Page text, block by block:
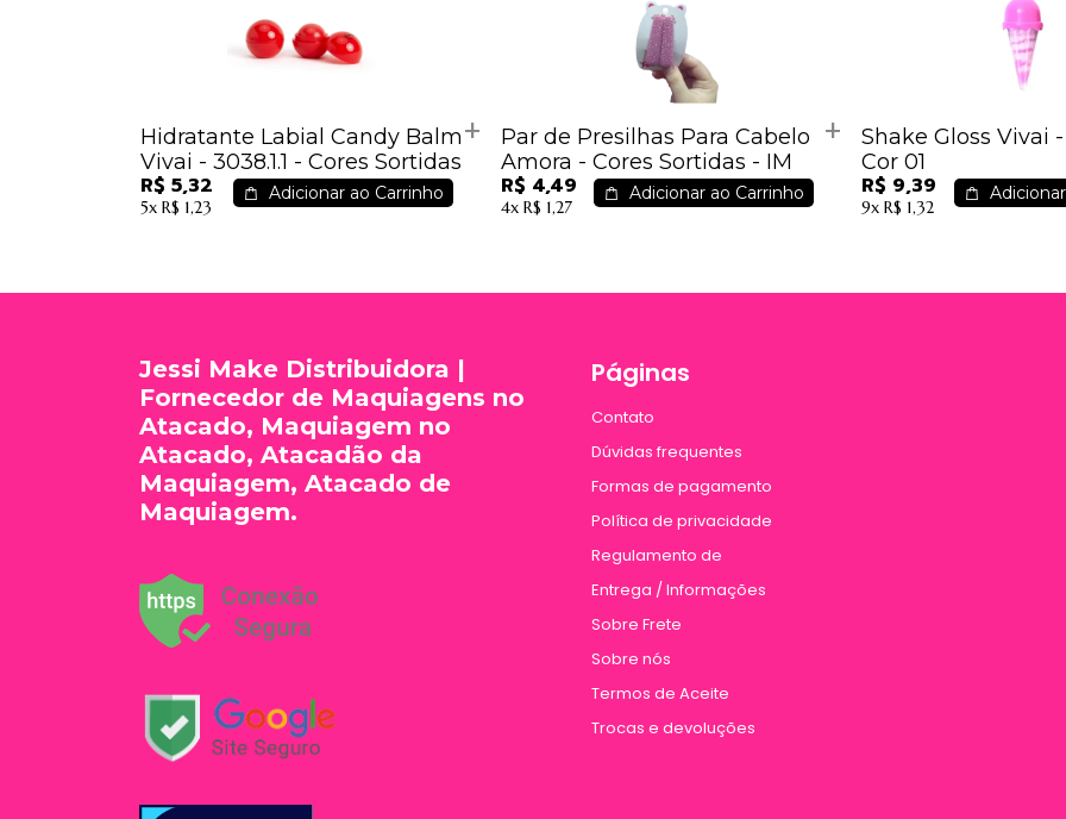
Hidratante Labial Candy Balm
Vivai - 3038.1.1 - Cores Sortidas
R$ 5,32
5x R$ 1,23
Adicionar ao Carrinho
Par de Presilhas Para Cabelo
Amora - Cores Sortidas - IM
R$ 4,49
4x R$ 1,27
Adicionar ao Carrinho
Shake Gloss Vivai -
Cor 01
R$ 9,39
9x R$ 1,32
Páginas
Contato
Dúvidas frequentes
Formas de pagamento
Política de privacidade
Regulamento de
Entrega / Informações
Sobre Frete
Sobre nós
Termos de Aceite
Trocas e devoluções
Jessi Make Distribuidora |
Fornecedor de Maquiagens no
Atacado, Maquiagem no
Atacado, Atacadão da
Maquiagem, Atacado de
Maquiagem.